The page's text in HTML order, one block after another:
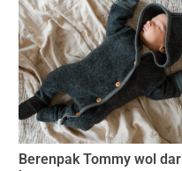
Berenpak Tommy wol dar